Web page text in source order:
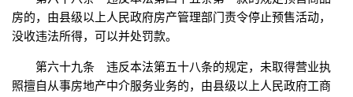
房的，由县级以上人民政府房产管理部门责令停止预售活动，
没收违法所得，可以并处罚款。
第六十九条 违反本法第五十八条的规定，未取得营业执
照擅自从事房地产中介服务业务的，由县级以上人民政府工商